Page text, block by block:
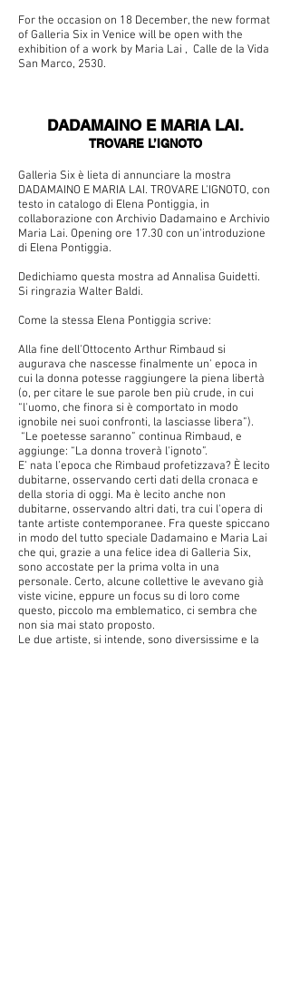
For the occasion on 18 December, the new format
of Galleria Six in Venice will be open with the
exhibition of a work by Maria Lai , Calle de la Vida
San Marco, 2530.
DADAMAINO E MARIA LAI.
TROVARE L’IGNOTO
Galleria Six è lieta di annunciare la mostra
DADAMAINO E MARIA LAI. TROVARE L'IGNOTO, con
testo in catalogo di Elena Pontiggia, in
collaborazione con Archivio Dadamaino e Archivio
Maria Lai. Opening ore 17.30 con un'introduzione
di Elena Pontiggia.
Dedichiamo questa mostra ad Annalisa Guidetti.
Si ringrazia Walter Baldi.
Come la stessa Elena Pontiggia scrive:
Alla fine dell'Ottocento Arthur Rimbaud si
augurava che nascesse finalmente un' epoca in
cui la donna potesse raggiungere la piena libertà
(o, per citare le sue parole ben più crude, in cui
“l'uomo, che finora si è comportato in modo
ignobile nei suoi confronti, la lasciasse libera”).
“Le poetesse saranno” continua Rimbaud, e
aggiunge: “La donna troverà l'ignoto”.
E’ nata l’epoca che Rimbaud profetizzava? È lecito
dubitarne, osservando certi dati della cronaca e
della storia di oggi. Ma è lecito anche non
dubitarne, osservando altri dati, tra cui l'opera di
tante artiste contemporanee. Fra queste spiccano
in modo del tutto speciale Dadamaino e Maria Lai
che qui, grazie a una felice idea di Galleria Six,
sono accostate per la prima volta in una
personale. Certo, alcune collettive le avevano già
viste vicine, eppure un focus su di loro come
questo, piccolo ma emblematico, ci sembra che
non sia mai stato proposto.
Le due artiste, si intende, sono diversissime e la